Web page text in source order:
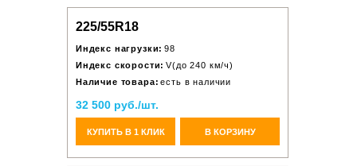
225/55R18
Индекс нагрузки: 98
Индекс скорости: V(до 240 км/ч)
Наличие товара: есть в наличии
32 500 руб./шт.
КУПИТЬ В 1 КЛИК В КОРЗИНУ